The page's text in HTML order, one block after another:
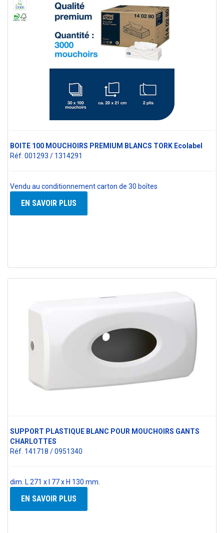
BOITE 100 MOUCHOIRS PREMIUM BLANCS TORK Ecolabel
Réf. 001293 / 1314291
Vendu au conditionnement carton de 30 boîtes
EN SAVOIR PLUS
SUPPORT PLASTIQUE BLANC POUR MOUCHOIRS GANTS
CHARLOTTES
Réf. 141718 / 0951340
dim. L 271 x l 77 x H 130 mm.
EN SAVOIR PLUS